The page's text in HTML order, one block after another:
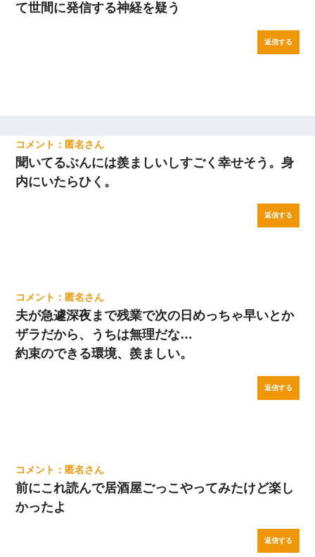
て世間に発信する神経を疑う
返信する
匿名
聞いてるぶんには羨ましいしすごく幸せそう。身
内にいたらひく。
返信する
匿名
夫が急遽深夜まで残業で次の日めっちゃ早いとか
ザラだから、うちは無理だな…
約束のできる環境、羨ましい。
返信する
匿名
前にこれ読んで居酒屋ごっこやってみたけど楽し
かったよ
返信する